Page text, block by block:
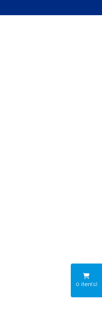
0 iten(s)